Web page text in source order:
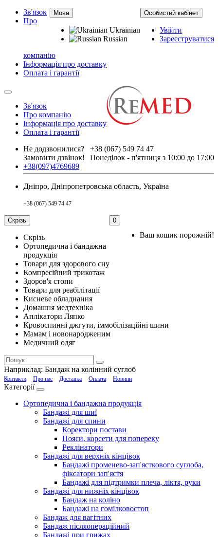
Особистий кабінет
Увійти
Зареєструватися
Мова
Ukrainian
Russian
Зв'язок
Про
компанію
Інформація про доставку
Оплата і гарантії
Зв'язок
Про компанію
Інформація про доставку
Оплата і гарантії
+38 (067) 549 74 47
Понеділок - п'ятниця з 10:00 до 17:00
Не додзвонилися?
Замовити дзвінок!
+38(097)4769689
Дніпро, Дніпропетровська область, Україна
+38 (067) 549 74 47
0
Ваш кошик порожній!
Скрізь
Скрізь
Ортопедична і бандажна
продукція
Товари для здорового сну
Компресійний трикотаж
Здоров'я стопи
Товари для реабілітації
Кисневе обладнання
Домашня медтехніка
Аплікатори Ляпко
Кровоспинні джгути, іммобілізаційні шини
Мамам і новонародженим
Медичний одяг
Наприклад: Бандаж на колінний суглоб
Контакти Про нас Доставка Оплата Новини
Категорії
Ортопедична і бандажна продукція
Бандажі для шиї
Бандажі для спини
Коректори постави
Пояси, корсети для попереку
Реклінатори
Бандажі для верхніх кінцівок
Бандажі променево-зап'ясткового суглоба,
фіксатори зап'ястя
Бандажі для підтримки плеча, ліктя, руки
Бандажі для нижніх кінцівок
Бандаж на коліно
Бандажі на гомілковостоп
Бандаж для вагітних
Бандаж післяопераційний
Бандажі при грижах